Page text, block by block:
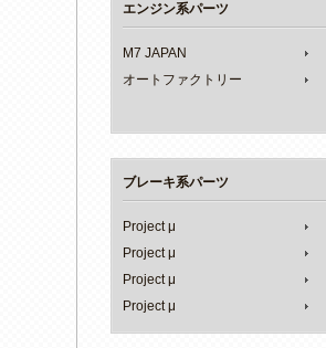
エンジン系パーツ
M7 JAPAN
オートファクトリー
ブレーキ系パーツ
Project μ
Project μ
Project μ
Project μ